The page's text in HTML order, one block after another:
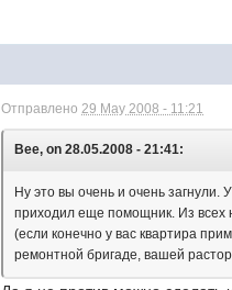
Отправлено29 May 2008 - 11:21
Bee, on 28.05.2008 - 21:41:
Ну это вы очень и очень загнули.
приходил еще помощник. Из всех
(если конечно у вас квартира
ремонтной бригаде, вашей